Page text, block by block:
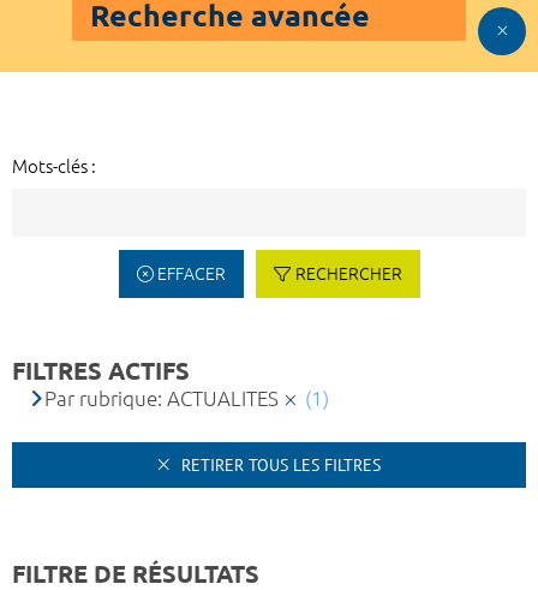
Recherche avancée
Mots-clés :
EFFACER RECHERCHER
FILTRES ACTIFS
Par rubrique: ACTUALITES (1)
RETIRER TOUS LES FILTRES
FILTRE DE RÉSULTATS